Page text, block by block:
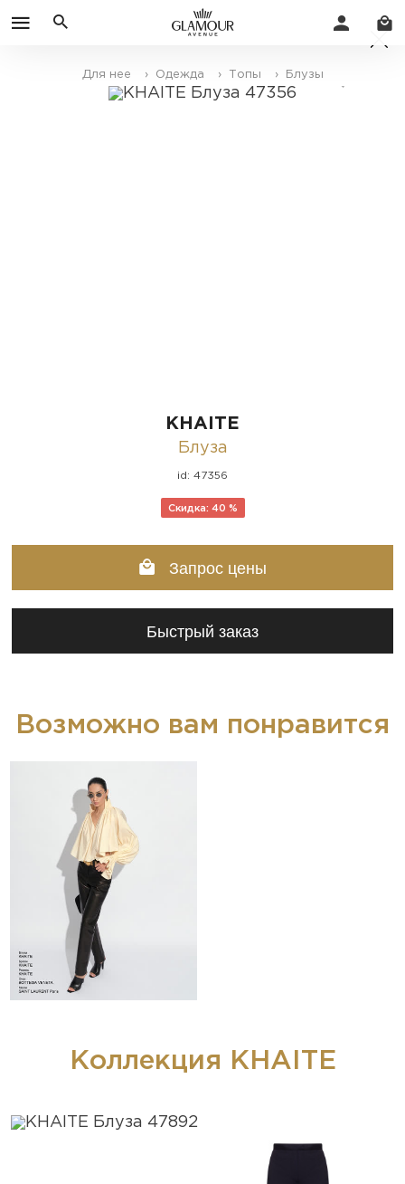
Для нее › Одежда › Топы › Блузы
KHAITE
Блуза
id: 47356
Скидка: 40 %
Запрос цены
Быстрый заказ
Возможно вам понравится
Коллекция KHAITE